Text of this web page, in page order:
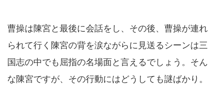
曹操は陳宮と最後に会話をし、その後、曹操が連れ
られて行く陳宮の背を涙ながらに見送るシーンは三
国志の中でも屈指の名場面と言えるでしょう。そん
な陳宮ですが、その行動にはどうしても謎ばかり。